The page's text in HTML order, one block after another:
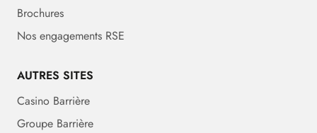
Brochures
Nos engagements RSE
AUTRES SITES
Casino Barrière
Groupe Barrière